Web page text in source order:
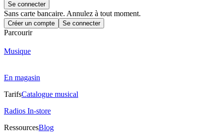
Se connecter
Sans carte bancaire. Annulez à tout moment.
Créer un compte Se connecter
Parcourir
Musique
En magasin
TarifsCatalogue musical
Radios In-store
RessourcesBlog